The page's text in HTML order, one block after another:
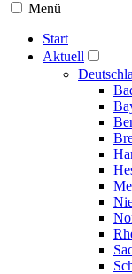
Menü
Start
Aktuell